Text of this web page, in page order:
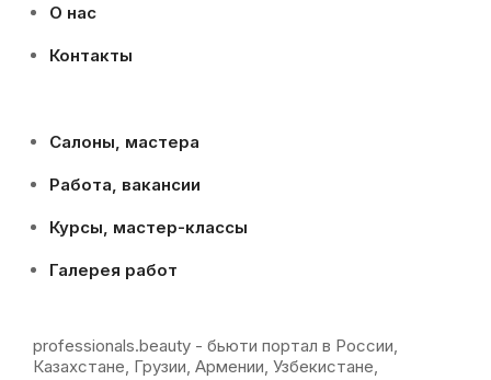
О нас
Контакты
Салоны, мастера
Работа, вакансии
Курсы, мастер-классы
Галерея работ
professionals.beauty - бьюти портал в России,
Казахстане, Грузии, Армении, Узбекистане,